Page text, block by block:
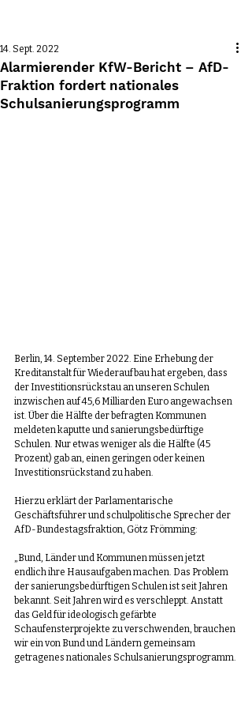
Alarmierender KfW-Bericht – AfD-
Fraktion fordert nationales
Schulsanierungsprogramm
14. Sept. 2022
Berlin, 14. September 2022. Eine Erhebung der
Kreditanstalt für Wiederaufbau hat ergeben, dass
der Investitionsrückstau an unseren Schulen
inzwischen auf 45,6 Milliarden Euro angewachsen
ist. Über die Hälfte der befragten Kommunen
meldeten kaputte und sanierungsbedürftige
Schulen. Nur etwas weniger als die Hälfte (45
Prozent) gab an, einen geringen oder keinen
Investitionsrückstand zu haben.
Hierzu erklärt der Parlamentarische
Geschäftsführer und schulpolitische Sprecher der
AfD-Bundestagsfraktion, Götz Frömming:
„Bund, Länder und Kommunen müssen jetzt
endlich ihre Hausaufgaben machen. Das Problem
der sanierungsbedürftigen Schulen ist seit Jahren
bekannt. Seit Jahren wird es verschleppt. Anstatt
das Geld für ideologisch gefärbte
Schaufensterprojekte zu verschwenden, brauchen
wir ein von Bund und Ländern gemeinsam
getragenes nationales Schulsanierungsprogramm.